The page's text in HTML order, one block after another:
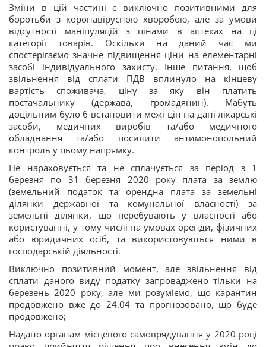
Зміни в цій частині є виключно позитивними для
боротьби з коронавірусною хворобою, але за умови
відсутності маніпуляцій з цінами в аптеках на ці
категорії товарів. Оскільки на даний час ми
спостерігаємо значне підвищення ціни на елементарні
засобі індивідуального захисту. Інше питання, щоб
звільнення від сплати ПДВ вплинуло на кінцеву
вартість споживача, ціну за яку він платить
постачальнику (держава, громадянин). Мабуть
доцільним було б встановити межі цін на дані лікарські
засоби, медичних виробів та/або медичного
обладнання та/або посилити антимонопольний
контроль у цьому напрямку.
Не нараховується та не сплачується за період з 1
березня по 31 березня 2020 року плата за землю
(земельний податок та орендна плата за земельні
ділянки державної та комунальної власності) за
земельні ділянки, що перебувають у власності або
користуванні, у тому числі на умовах оренди, фізичних
або юридичних осіб, та використовуються ними в
господарській діяльності.
Виключно позитивний момент, але звільнення від
сплати даного виду податку запроваджено тільки на
березень 2020 року, але ми розуміємо, що карантин
продовжено вже до 24.04 та прогнозовано, що буде
продовжено;
Надано органам місцевого самоврядування у 2020 році